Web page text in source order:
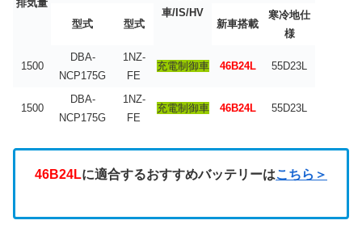
排気量
車/IS/HV
型式 型式 新車搭載
寒冷地仕
様
1500
DBA-
NCP175G
1NZ-
FE
充電制御車 46B24L 55D23L
1500
DBA-
NCP175G
1NZ-
FE
充電制御車 46B24L 55D23L
46B24Lに適合するおすすめバッテリーはこちら＞